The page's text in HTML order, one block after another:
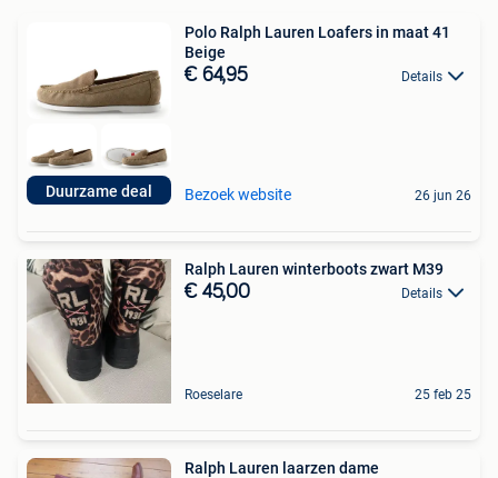
Duurzame deal
Polo Ralph Lauren Loafers in maat 41
Beige
€ 64,95 Details
Bezoek website 26 jun 26
Ralph Lauren winterboots zwart M39
€ 45,00 Details
Roeselare 25 feb 25
Ralph Lauren laarzen dame